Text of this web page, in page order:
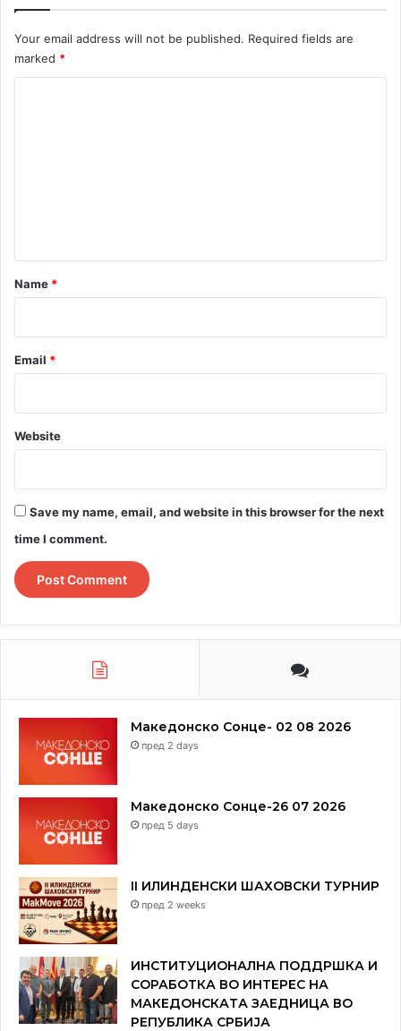
Your email address will not be published. Required fields are
marked *
*
Name *
Email *
Website
Save my name, email, and website in this browser for the next
time I comment.
Македонско Сонце- 02 08 2026
пред 2 days
Македонско Сонце-26 07 2026
пред 5 days
II ИЛИНДЕНСКИ ШАХОВСКИ ТУРНИР
пред 2 weeks
ИНСТИТУЦИОНАЛНА ПОДДРШКА И
СОРАБОТКА ВО ИНТЕРЕС НА
МАКЕДОНСКАТА ЗАЕДНИЦА ВО
РЕПУБЛИКА СРБИЈА